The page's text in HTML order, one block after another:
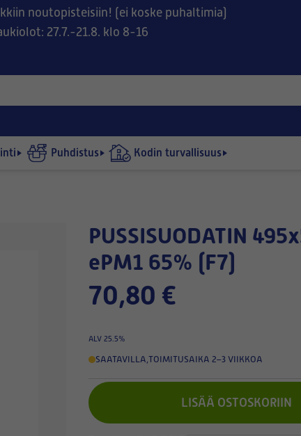
noutopisteisiin! (ei koske puhaltimia)
27.7.-21.8. klo 8-16
Puhdistus Kodin turvallisuus
PUSSISUODATIN 495x505-540/6
ePM1 65% (F7)
70,80 €
ALV 25.5%
SAATAVILLA,TOIMITUSAIKA 2–3 VIIKKOA
LISÄÄ OSTOSKORIIN